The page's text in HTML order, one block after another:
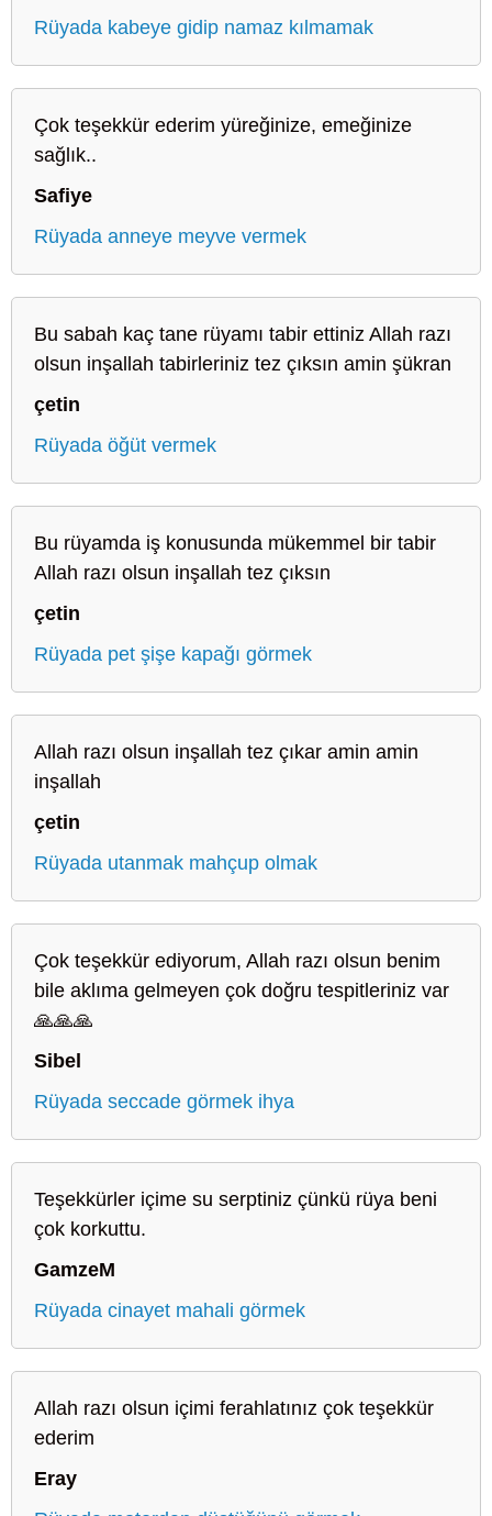
Rüyada kabeye gidip namaz kılmamak
Çok teşekkür ederim yüreğinize, emeğinize
sağlık..
Safiye
Rüyada anneye meyve vermek
Bu sabah kaç tane rüyamı tabir ettiniz Allah razı
olsun inşallah tabirleriniz tez çıksın amin şükran
çetin
Rüyada öğüt vermek
Bu rüyamda iş konusunda mükemmel bir tabir
Allah razı olsun inşallah tez çıksın
çetin
Rüyada pet şişe kapağı görmek
Allah razı olsun inşallah tez çıkar amin amin
inşallah
çetin
Rüyada utanmak mahçup olmak
Çok teşekkür ediyorum, Allah razı olsun benim
bile aklıma gelmeyen çok doğru tespitleriniz var
🙏🙏🙏
Sibel
Rüyada seccade görmek ihya
Teşekkürler içime su serptiniz çünkü rüya beni
çok korkuttu.
GamzeM
Rüyada cinayet mahali görmek
Allah razı olsun içimi ferahlatınız çok teşekkür
ederim
Eray